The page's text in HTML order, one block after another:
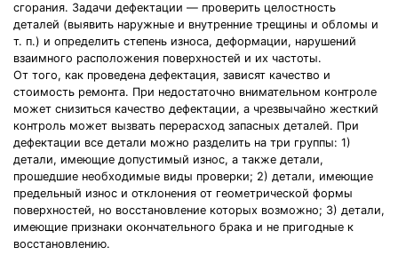
сгорания. Задачи дефектации — проверить целостность
деталей (выявить наружные и внутренние трещины и обломы и
т. п.) и определить степень износа, деформации, нарушений
взаимного расположения поверхностей и их частоты.
От того, как проведена дефектация, зависят качество и
стоимость ремонта. При недостаточно внимательном контроле
может снизиться качество дефектации, а чрезвычайно жесткий
контроль может вызвать перерасход запасных деталей. При
дефектации все детали можно разделить на три группы: 1)
детали, имеющие допустимый износ, а также детали,
прошедшие необходимые виды проверки; 2) детали, имеющие
предельный износ и отклонения от геометрической формы
поверхностей, но восстановление которых возможно; 3) детали,
имеющие признаки окончательного брака и не пригодные к
восстановлению.